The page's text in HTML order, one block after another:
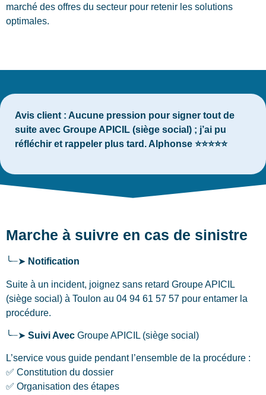
marché des offres du secteur pour retenir les solutions
optimales.
Avis client : Aucune pression pour signer tout de
suite avec Groupe APICIL (siège social) ; j’ai pu
réfléchir et rappeler plus tard. Alphonse ⭐⭐⭐⭐⭐
Marche à suivre en cas de sinistre
╰┈➤ Notification
Suite à un incident, joignez sans retard Groupe APICIL
(siège social) à Toulon au 04 94 61 57 57 pour entamer la
procédure.
╰┈➤ Suivi Avec Groupe APICIL (siège social)
L’service vous guide pendant l’ensemble de la procédure :
✅ Constitution du dossier
✅ Organisation des étapes